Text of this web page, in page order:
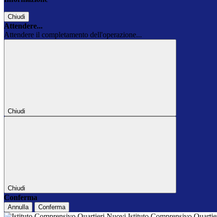
Chiudi
Attendere...
Attendere il completamento dell'operazione...
Chiudi
Chiudi
Conferma
Annulla Conferma